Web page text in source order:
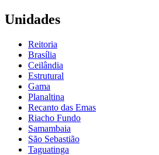
Unidades
Reitoria
Brasília
Ceilândia
Estrutural
Gama
Planaltina
Recanto das Emas
Riacho Fundo
Samambaia
São Sebastião
Taguatinga